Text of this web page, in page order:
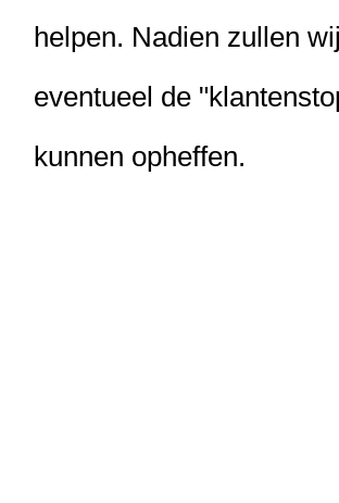
helpen. Nadien zullen wij
eventueel de
kunnen opheffen.